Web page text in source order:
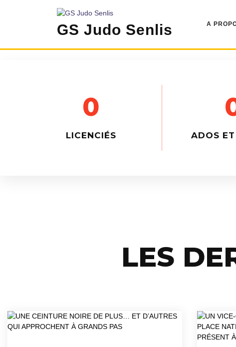
GS Judo Senlis A
0
LICENCIÉS ADOS
LES